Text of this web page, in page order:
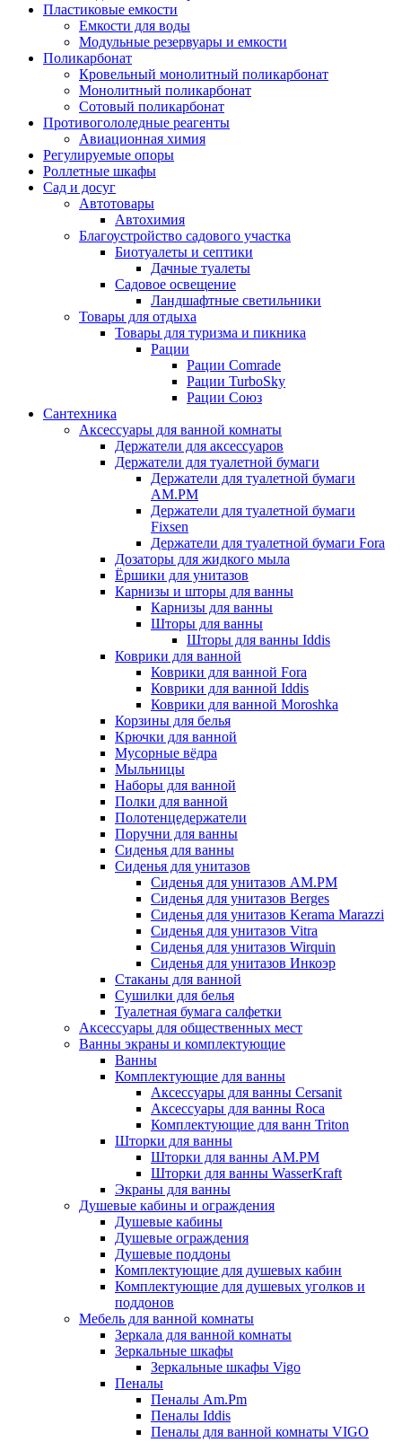
Пластиковые емкости
Емкости для воды
Модульные резервуары и емкости
Поликарбонат
Кровельный монолитный поликарбонат
Монолитный поликарбонат
Сотовый поликарбонат
Противогололедные реагенты
Авиационная химия
Регулируемые опоры
Роллетные шкафы
Сад и досуг
Автотовары
Автохимия
Благоустройство садового участка
Биотуалеты и септики
Дачные туалеты
Садовое освещение
Ландшафтные светильники
Товары для отдыха
Товары для туризма и пикника
Рации
Рации Comrade
Рации TurboSky
Рации Союз
Сантехника
Аксессуары для ванной комнаты
Держатели для аксессуаров
Держатели для туалетной бумаги
Держатели для туалетной бумаги
AM.PM
Держатели для туалетной бумаги
Fixsen
Держатели для туалетной бумаги Fora
Дозаторы для жидкого мыла
Ёршики для унитазов
Карнизы и шторы для ванны
Карнизы для ванны
Шторы для ванны
Шторы для ванны Iddis
Коврики для ванной
Коврики для ванной Fora
Коврики для ванной Iddis
Коврики для ванной Moroshka
Корзины для белья
Крючки для ванной
Мусорные вёдра
Мыльницы
Наборы для ванной
Полки для ванной
Полотенцедержатели
Поручни для ванны
Сиденья для ванны
Сиденья для унитазов
Сиденья для унитазов AM.PM
Сиденья для унитазов Berges
Сиденья для унитазов Kerama Marazzi
Сиденья для унитазов Vitra
Сиденья для унитазов Wirquin
Сиденья для унитазов Инкоэр
Стаканы для ванной
Сушилки для белья
Туалетная бумага салфетки
Аксессуары для общественных мест
Ванны экраны и комплектующие
Ванны
Комплектующие для ванны
Аксессуары для ванны Cersanit
Аксессуары для ванны Roca
Комплектующие для ванн Triton
Шторки для ванны
Шторки для ванны AM.PM
Шторки для ванны WasserKraft
Экраны для ванны
Душевые кабины и ограждения
Душевые кабины
Душевые ограждения
Душевые поддоны
Комплектующие для душевых кабин
Комплектующие для душевых уголков и
поддонов
Мебель для ванной комнаты
Зеркала для ванной комнаты
Зеркальные шкафы
Зеркальные шкафы Vigo
Пеналы
Пеналы Am.Pm
Пеналы Iddis
Пеналы для ванной комнаты VIGO